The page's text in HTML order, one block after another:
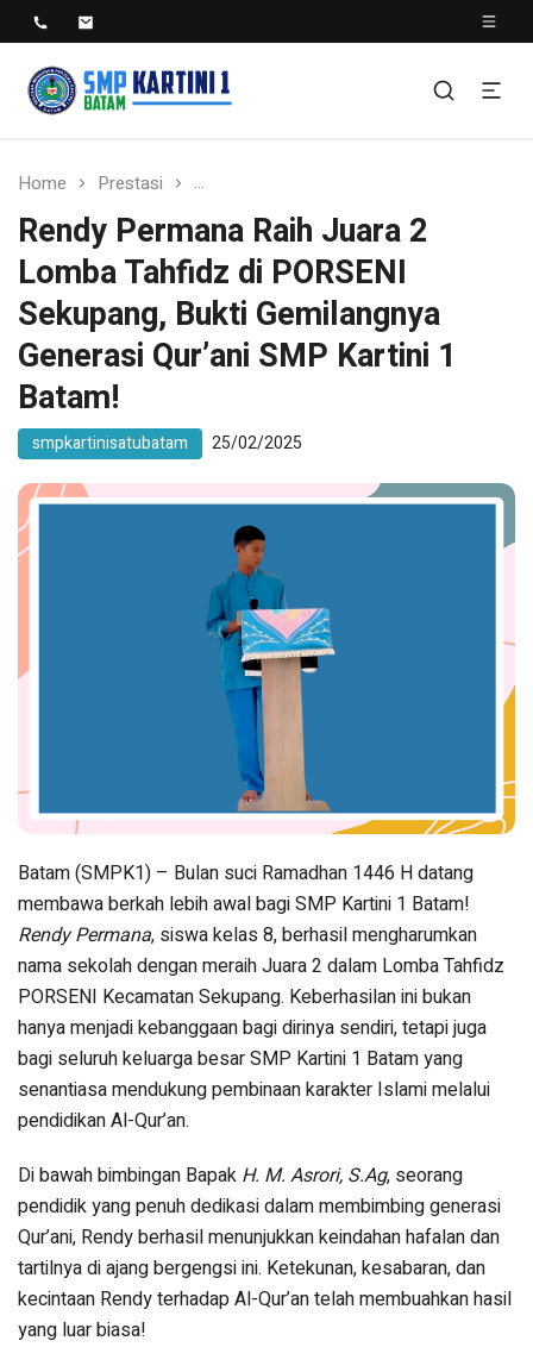
Home Prestasi Rendy Permana Raih Juara 2 Lomba
Rendy Permana Raih Juara 2
Lomba Tahfidz di PORSENI
Sekupang, Bukti Gemilangnya
Generasi Qur’ani SMP Kartini 1
Batam!
smpkartinisatubatam 25/02/2025
Batam (SMPK1) – Bulan suci Ramadhan 1446 H datang
membawa berkah lebih awal bagi SMP Kartini 1 Batam!
Rendy Permana, siswa kelas 8, berhasil mengharumkan
nama sekolah dengan meraih Juara 2 dalam Lomba Tahfidz
PORSENI Kecamatan Sekupang. Keberhasilan ini bukan
hanya menjadi kebanggaan bagi dirinya sendiri, tetapi juga
bagi seluruh keluarga besar SMP Kartini 1 Batam yang
senantiasa mendukung pembinaan karakter Islami melalui
pendidikan Al-Qur’an.
Di bawah bimbingan Bapak H. M. Asrori, S.Ag, seorang
pendidik yang penuh dedikasi dalam membimbing generasi
Qur’ani, Rendy berhasil menunjukkan keindahan hafalan dan
tartilnya di ajang bergengsi ini. Ketekunan, kesabaran, dan
kecintaan Rendy terhadap Al-Qur’an telah membuahkan hasil
yang luar biasa!